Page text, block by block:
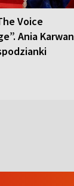
Voice
Ania Karwan